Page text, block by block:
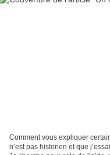
Comment vous expliquer
n’est pas historien et que